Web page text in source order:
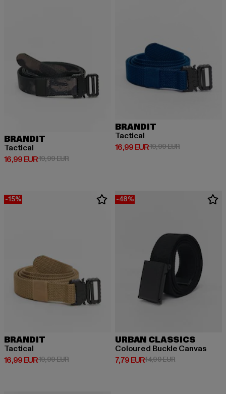
BRANDIT
Tactical
16,99 EUR
Derzeitiger Preis: 16,99 EUR
19,99 EURAktionspreis: 19,99 EUR
BRANDIT
Tactical
16,99 EUR
Derzeitiger Preis: 16,99 EUR
19,99 EURAktionspreis:
-15%
BRANDIT
Tactical
16,99 EUR
Derzeitiger Preis: 16,99 EUR
19,99 EURAktionspreis: 19,99 EUR
-48%
URBAN CLASSICS
Coloured Buckle Canvas
7,79 EUR
Derzeitiger Preis: 7,79 EUR
14,99 EURAktionspreis: